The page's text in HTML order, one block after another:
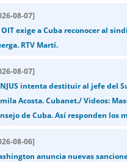
08-07]
OIT exige a Cuba reconocer al
RTV Martí.
08-07]
intenta destituir al jefe del
Acosta. Cubanet./ Videos:
de Cuba. Así responden los
08-06]
anuncia nuevas